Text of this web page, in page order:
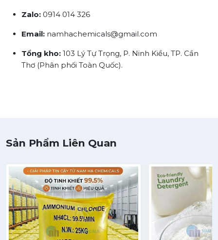
Zalo: 0914 014 326
Email: namhachemicals@gmail.com
Tổng kho: 103 Lý Tự Trọng, P. Ninh Kiều, TP. Cần
Thơ (Phân phối Toàn Quốc).
Sản Phẩm Liên Quan